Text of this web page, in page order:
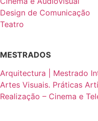
Design de Comunicação
Teatro
MESTRADOS
Arquitectura | Mestrado
Artes Visuais. Práticas
Realização – Cinema e